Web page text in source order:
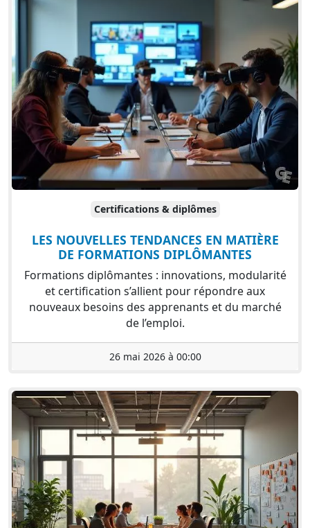
Certifications & diplômes
LES NOUVELLES TENDANCES EN MATIÈRE
DE FORMATIONS DIPLÔMANTES
Formations diplômantes : innovations, modularité
et certification s’allient pour répondre aux
nouveaux besoins des apprenants et du marché
de l’emploi.
26 mai 2026 à 00:00